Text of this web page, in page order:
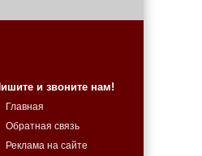
и звоните нам!
Главная
Обратная связь
Реклама на сайте